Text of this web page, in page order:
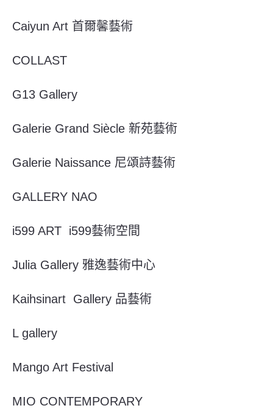
Caiyun Art 首爾馨藝術
COLLAST
G13 Gallery
Galerie Grand Siècle 新苑藝術
Galerie Naissance 尼頌詩藝術
GALLERY NAO
i599 ART i599藝術空間
Julia Gallery 雅逸藝術中心
Kaihsinart Gallery 品藝術
L gallery
Mango Art Festival
MIO CONTEMPORARY